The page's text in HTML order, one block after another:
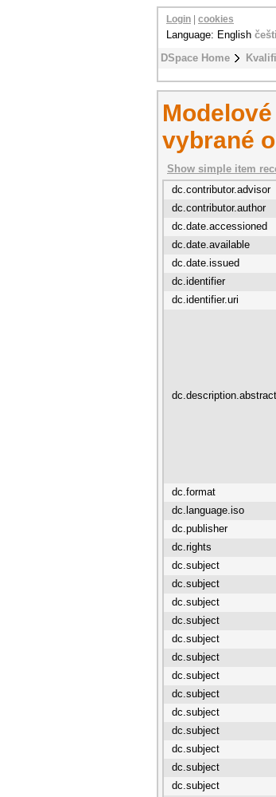
DSpace Home
Login cookies
Language: English
vybrané
Show simple item
dc.contributor.advisor
dc.contributor.author
dc.date.accessioned
dc.date.available
dc.date.issued
dc.identifier
dc.identifier.uri
dc.description.abstract
dc.format
dc.language.iso
dc.publisher
dc.rights
dc.subject
dc.subject
dc.subject
dc.subject
dc.subject
dc.subject
dc.subject
dc.subject
dc.subject
dc.subject
dc.subject
dc.subject
dc.subject